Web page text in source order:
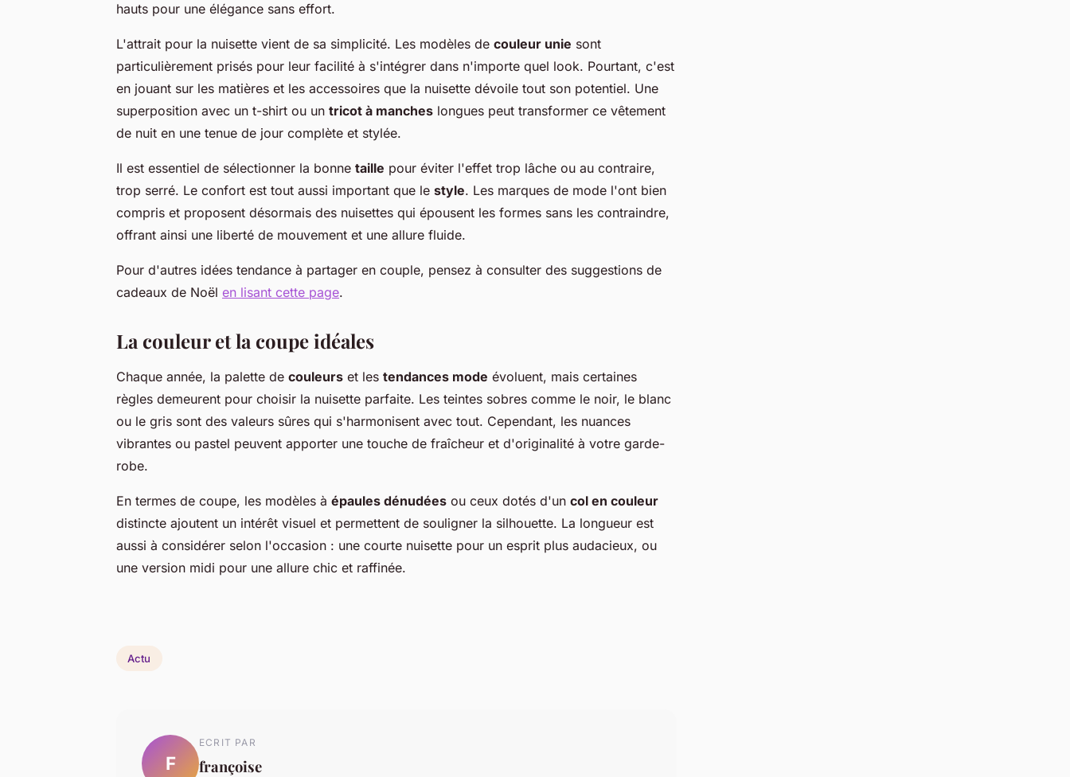
hauts pour une élégance sans effort.
L'attrait pour la nuisette vient de sa simplicité. Les modèles de couleur unie sont
particulièrement prisés pour leur facilité à s'intégrer dans n'importe quel look. Pourtant, c'est
en jouant sur les matières et les accessoires que la nuisette dévoile tout son potentiel. Une
superposition avec un t-shirt ou un tricot à manches longues peut transformer ce vêtement
de nuit en une tenue de jour complète et stylée.
Il est essentiel de sélectionner la bonne taille pour éviter l'effet trop lâche ou au contraire,
trop serré. Le confort est tout aussi important que le style. Les marques de mode l'ont bien
compris et proposent désormais des nuisettes qui épousent les formes sans les contraindre,
offrant ainsi une liberté de mouvement et une allure fluide.
Pour d'autres idées tendance à partager en couple, pensez à consulter des suggestions de
cadeaux de Noël en lisant cette page.
La couleur et la coupe idéales
Chaque année, la palette de couleurs et les tendances mode évoluent, mais certaines
règles demeurent pour choisir la nuisette parfaite. Les teintes sobres comme le noir, le blanc
ou le gris sont des valeurs sûres qui s'harmonisent avec tout. Cependant, les nuances
vibrantes ou pastel peuvent apporter une touche de fraîcheur et d'originalité à votre garde-
robe.
En termes de coupe, les modèles à épaules dénudées ou ceux dotés d'un col en couleur
distincte ajoutent un intérêt visuel et permettent de souligner la silhouette. La longueur est
aussi à considérer selon l'occasion : une courte nuisette pour un esprit plus audacieux, ou
une version midi pour une allure chic et raffinée.
Actu
F
ECRIT PAR
françoise